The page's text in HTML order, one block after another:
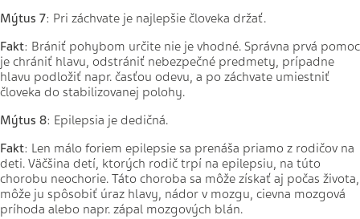
Mýtus 7: Pri záchvate je najlepšie človeka držať.
Fakt: Brániť pohybom určite nie je vhodné. Správna prvá pomoc
je chrániť hlavu, odstrániť nebezpečné predmety, prípadne
hlavu podložiť napr. časťou odevu, a po záchvate umiestniť
človeka do stabilizovanej polohy.
Mýtus 8: Epilepsia je dedičná.
Fakt: Len málo foriem epilepsie sa prenáša priamo z rodičov na
deti. Väčšina detí, ktorých rodič trpí na epilepsiu, na túto
chorobu neochorie. Táto choroba sa môže získať aj počas života,
môže ju spôsobiť úraz hlavy, nádor v mozgu, cievna mozgová
príhoda alebo napr. zápal mozgových blán.